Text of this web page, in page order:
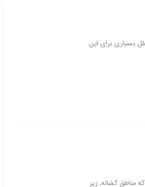
بسیاری برای این
مناطق کشاله, زیر